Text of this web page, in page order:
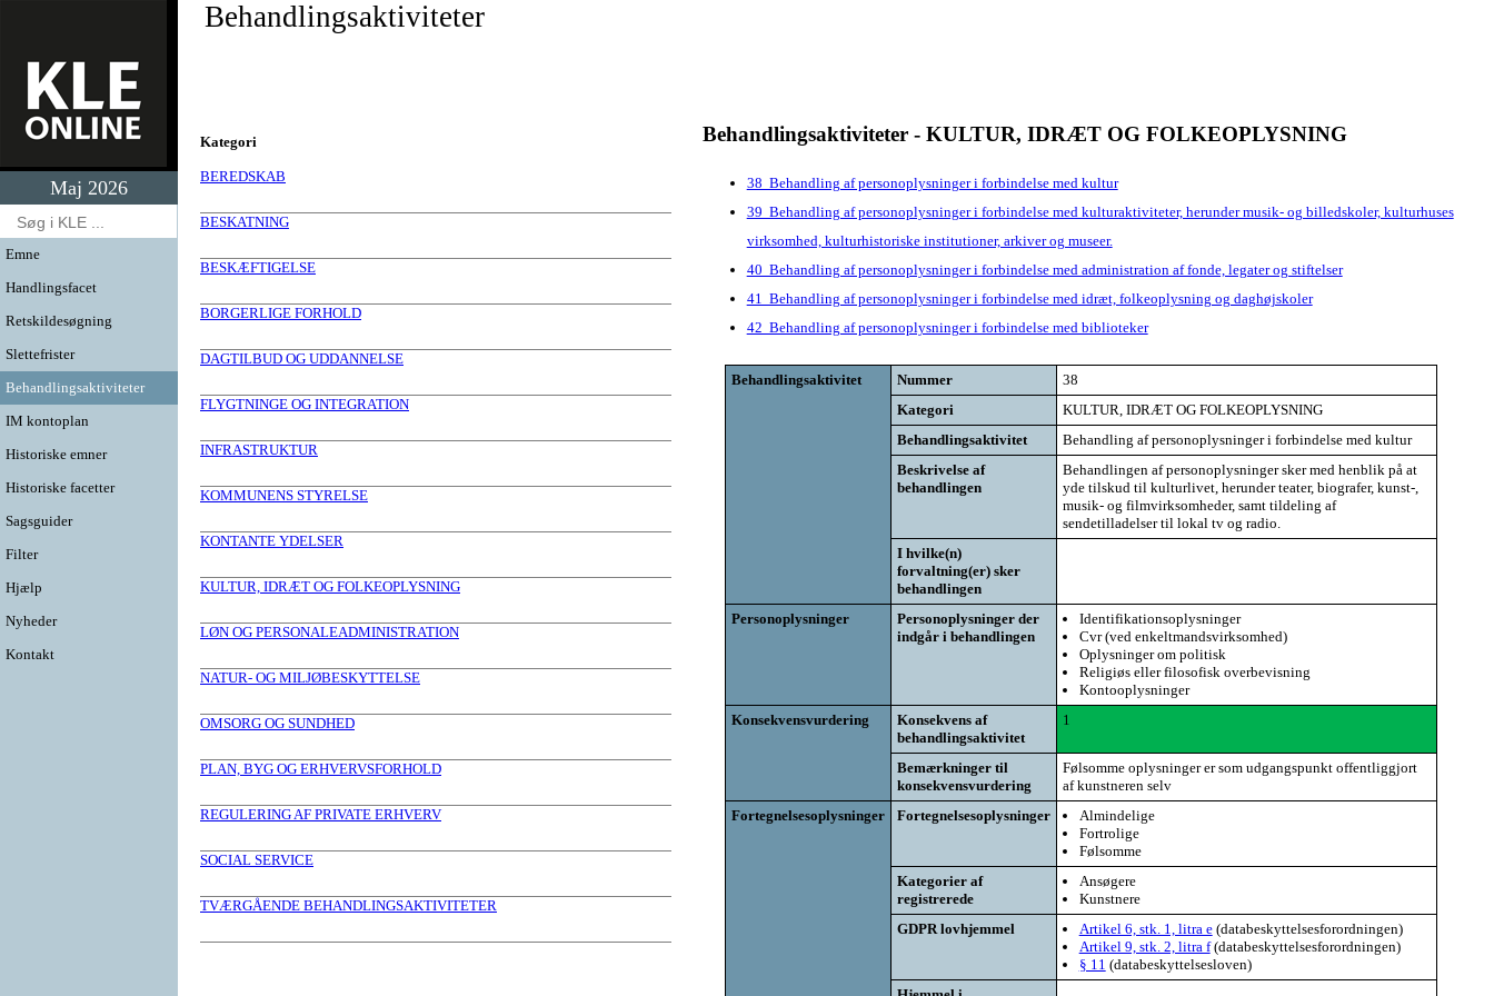
Maj 2026
Emne
Handlingsfacet
Retskildesøgning
Slettefrister
Behandlingsaktiviteter
IM kontoplan
Historiske emner
Historiske facetter
Sagsguider
Filter
Hjælp
Nyheder
Kontakt
Behandlingsaktiviteter
Kategori
BEREDSKAB
BESKATNING
BESKÆFTIGELSE
BORGERLIGE FORHOLD
DAGTILBUD OG UDDANNELSE
FLYGTNINGE OG INTEGRATION
INFRASTRUKTUR
KOMMUNENS STYRELSE
KONTANTE YDELSER
KULTUR, IDRÆT OG FOLKEOPLYSNING
LØN OG PERSONALEADMINISTRATION
NATUR- OG MILJØBESKYTTELSE
OMSORG OG SUNDHED
PLAN, BYG OG ERHVERVSFORHOLD
REGULERING AF PRIVATE ERHVERV
SOCIAL SERVICE
TVÆRGÅENDE BEHANDLINGSAKTIVITETER
Behandlingsaktiviteter - KULTUR, IDRÆT OG FOLKEOPLYSNING
38 Behandling af personoplysninger i forbindelse med kultur
39 Behandling af personoplysninger i forbindelse med kulturaktiviteter, herunder musik- og billedskoler, kulturhuses
virksomhed, kulturhistoriske institutioner, arkiver og museer.
40 Behandling af personoplysninger i forbindelse med administration af fonde, legater og stiftelser
41 Behandling af personoplysninger i forbindelse med idræt, folkeoplysning og daghøjskoler
42 Behandling af personoplysninger i forbindelse med biblioteker
Behandlingsaktivitet Nummer
38
Kategori
KULTUR, IDRÆT OG FOLKEOPLYSNING
Behandlingsaktivitet
Behandling af personoplysninger i forbindelse med kultur
Beskrivelse af
behandlingen
Behandlingen af personoplysninger sker med henblik på at
yde tilskud til kulturlivet, herunder teater, biografer, kunst-,
musik- og filmvirksomheder, samt tildeling af
sendetilladelser til lokal tv og radio.
I hvilke(n)
forvaltning(er) sker
behandlingen
Personoplysninger
Personoplysninger der
indgår i behandlingen
Identifikationsoplysninger
Cvr (ved enkeltmandsvirksomhed)
Oplysninger om politisk
Religiøs eller filosofisk overbevisning
Kontooplysninger
Konsekvensvurdering
Konsekvens af
behandlingsaktivitet
1
Bemærkninger til
konsekvensvurdering
Følsomme oplysninger er som udgangspunkt offentliggjort
af kunstneren selv
Fortegnelsesoplysninger
Fortegnelsesoplysninger
Almindelige
Fortrolige
Følsomme
Kategorier af
registrerede
Ansøgere
Kunstnere
GDPR lovhjemmel
Artikel 6, stk. 1, litra e(databeskyttelsesforordningen)
Artikel 9, stk. 2, litra f(databeskyttelsesforordningen)
§ 11 (databeskyttelsesloven)